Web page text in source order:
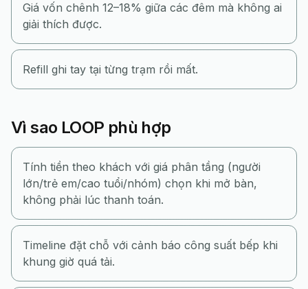
Giá vốn chênh 12–18% giữa các đêm mà không ai
giải thích được.
Refill ghi tay tại từng trạm rồi mất.
Vì sao LOOP phù hợp
Tính tiền theo khách với giá phân tầng (người
lớn/trẻ em/cao tuổi/nhóm) chọn khi mở bàn,
không phải lúc thanh toán.
Timeline đặt chỗ với cảnh báo công suất bếp khi
khung giờ quá tải.